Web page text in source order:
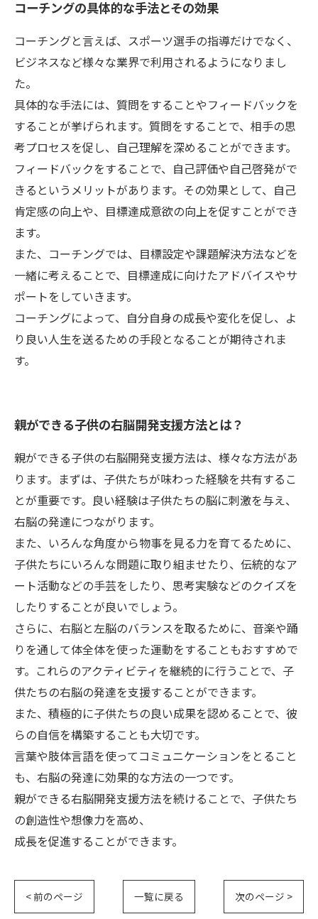
コーチングの具体的な手法とその効果
コーチングと言えば、スポーツ選手の指導だけでなく、
ビジネスなど様々な業界で利用されるようになりまし
た。
具体的な手法には、質問をすることやフィードバックを
することが挙げられます。質問をすることで、相手の思
考プロセスを促し、自己理解を深めることができます。
フィードバックをすることで、自己評価や自己啓発がで
きるというメリットがあります。その効果として、自己
肯定感の向上や、目標達成意欲の向上を促すことができ
ます。
また、コーチングでは、目標設定や課題解決方法などを
一緒に考えることで、目標達成に向けたアドバイスやサ
ポートをしていきます。
コーチングによって、自分自身の成長や変化を促し、よ
り良い人生を送るための手段となることが期待されま
す。
親ができる子供の右脳開発支援方法とは？
親ができる子供の右脳開発支援方法は、様々な方法があ
ります。まずは、子供たちが味わった経験を共有するこ
とが重要です。良い経験は子供たちの脳に刺激を与え、
右脳の発達につながります。
また、いろんな角度から物事を見る力を育てるために、
子供たちにいろんな問題に取り組ませたり、伝統的なア
ート活動などの手芸をしたり、思考実験などのクイズを
したりすることが良いでしょう。
さらに、右脳と左脳のバランスを取るために、音楽や踊
りを通して体全体を使った運動をすることもおすすめで
す。これらのアクティビティを継続的に行うことで、子
供たちの右脳の発達を支援することができます。
また、積極的に子供たちの良い成果を認めることで、彼
らの自信を構築することも大切です。
言葉や肢体言語を使ってコミュニケーションをとること
も、右脳の発達に効果的な方法の一つです。
親ができる右脳開発支援方法を続けることで、子供たち
の創造性や想像力を高め、
成長を促進することができます。
< 前のページ 一覧に戻る 次のページ >